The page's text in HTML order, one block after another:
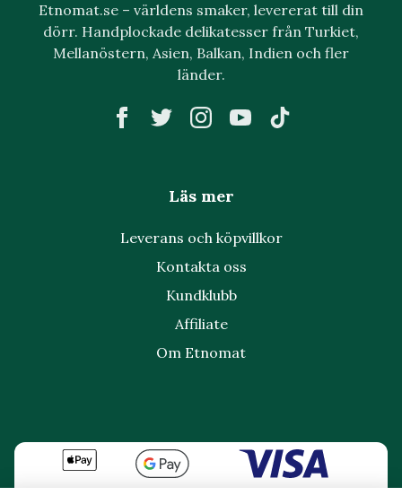
Etnomat.se – världens smaker, levererat till din
dörr. Handplockade delikatesser från Turkiet,
Mellanöstern, Asien, Balkan, Indien och fler
länder.
Läs mer
Leverans och köpvillkor
Kontakta oss
Kundklubb
Affiliate
Om Etnomat